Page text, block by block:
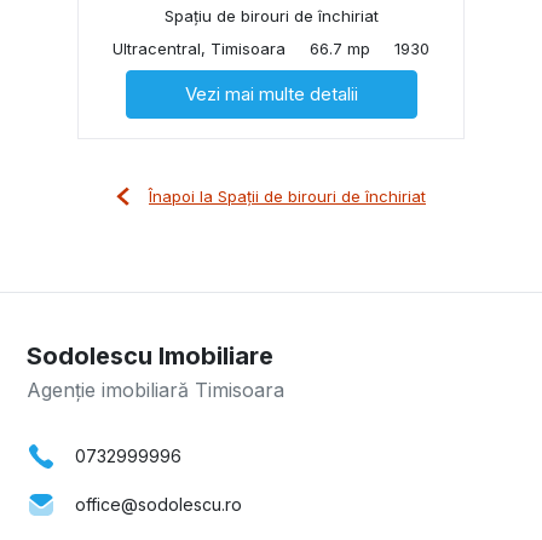
Spațiu de birouri de închiriat
Ultracentral, Timisoara
66.7 mp 1930
Vezi mai multe detalii
Înapoi la Spații de birouri de închiriat
Sodolescu Imobiliare
Agenție imobiliară Timisoara
0732999996
office@sodolescu.ro